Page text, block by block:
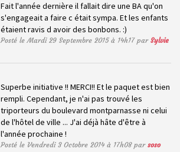
Fait l'année dernière il fallait dire une BA qu'on
s'engageait a faire c était sympa. Et les enfants
étaient ravis d avoir des bonbons. :)
Posté le Mardi 29 Septembre 2015 à 14h17 parSylvie
Superbe initiative !! MERCI!! Et le paquet est bien
rempli. Cependant, je n'ai pas trouvé les
triporteurs du boulevard montparnasse ni celui
de l'hôtel de ville ... J'ai déjà hâte d'être à
l'année prochaine !
Posté le Vendredi 3 Octobre 2014 à 17h08 parsoso